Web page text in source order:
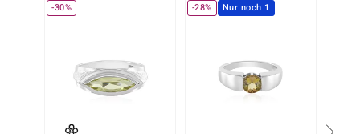
-30% -28% Nur noch 1